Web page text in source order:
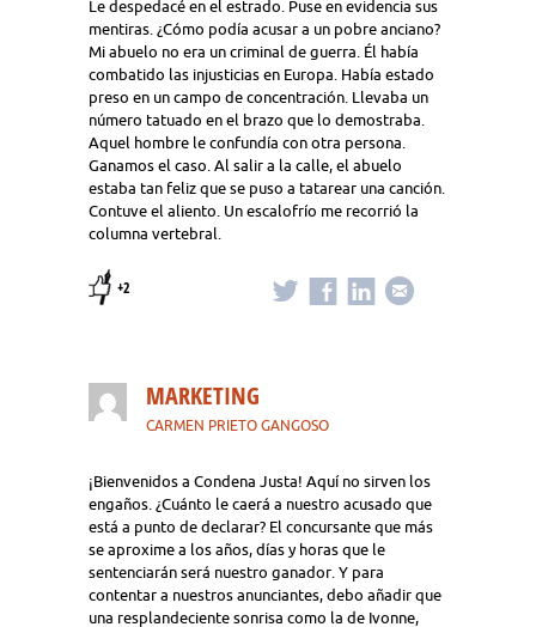
Le despedacé en el estrado. Puse en evidencia sus
mentiras. ¿Cómo podía acusar a un pobre anciano?
Mi abuelo no era un criminal de guerra. Él había
combatido las injusticias en Europa. Había estado
preso en un campo de concentración. Llevaba un
número tatuado en el brazo que lo demostraba.
Aquel hombre le confundía con otra persona.
Ganamos el caso. Al salir a la calle, el abuelo
estaba tan feliz que se puso a tatarear una canción.
Contuve el aliento. Un escalofrío me recorrió la
columna vertebral.
+2
MARKETING
CARMEN PRIETO GANGOSO
¡Bienvenidos a Condena Justa! Aquí no sirven los
engaños. ¿Cuánto le caerá a nuestro acusado que
está a punto de declarar? El concursante que más
se aproxime a los años, días y horas que le
sentenciarán será nuestro ganador. Y para
contentar a nuestros anunciantes, debo añadir que
una resplandeciente sonrisa como la de Ivonne,